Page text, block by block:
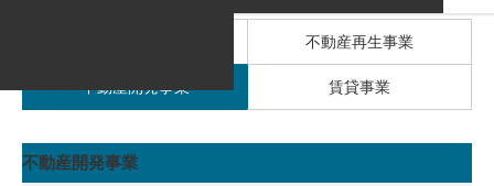
不動産再生事業
不動産開発事業 賃貸事業
不動産開発事業